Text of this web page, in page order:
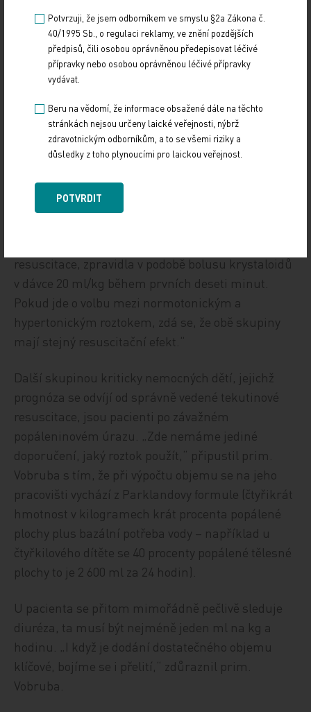
dětí nejsou lepší než u dospělých, jak se možná
mnozí domnívají. Mimo jiné je to dáno tím, že naši
pacienti nedokáží zvýšit srdeční výdej zvýšenou
srdeční frekvencí – ta je již v klidovém stavu a za
Včasné podání tekutin má tedy zásadní význam. „V
algoritmu, podle kterého postupujeme, jsou na
laboratoř se nečeká, vychází se z klinického
obrazu. I pod tímto časovým tlakem provádíme
resuscitace, zpravidla v podobě bolusu krystaloidů
v dávce 20 ml/kg během prvních deseti minut.
Pokud jde o volbu mezi normotonickým a
hypertonickým roztokem, zdá se, že obě skupiny
mají stejný resuscitační efekt.“
Další skupinou kriticky nemocných dětí, jejichž
prognóza se odvíjí od správně vedené tekutinové
resuscitace, jsou pacienti po závažném
popáleninovém úrazu. „Zde nemáme jediné
doporučení, jaký roztok použít,“ připustil prim.
Vobruba s tím, že při výpočtu objemu se na jeho
pracovišti vychází z Parklandovy formule (čtyřikrát
hmotnost v kilogramech krát procenta popálené
plochy plus bazální potřeba vody – například u
čtyřkilového dítěte se 40 procenty popálené tělesné
plochy to je 2 600 ml za 24 hodin).
U pacienta se přitom mimořádně pečlivě sleduje
diuréza, ta musí být nejméně jeden ml na kg a
hodinu. „I když je dodání dostatečného objemu
klíčové, bojíme se i přelití,“ zdůraznil prim.
Vobruba.
Potvrzuji, že jsem odborníkem ve smyslu §2a Zákona č.
40/1995 Sb., o regulaci reklamy, ve znění pozdějších
předpisů, čili osobou oprávněnou předepisovat léčivé
přípravky nebo osobou oprávněnou léčivé přípravky
vydávat.
Beru na vědomí, že informace obsažené dále na těchto
stránkách nejsou určeny laické veřejnosti, nýbrž
zdravotnickým odborníkům, a to se všemi riziky a
důsledky z toho plynoucími pro laickou veřejnost.
POTVRDIT